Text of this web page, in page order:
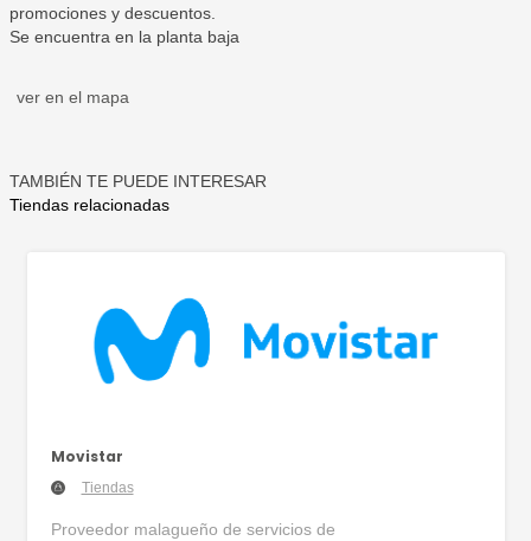
promociones y descuentos.
Se encuentra en la planta baja
ver en el mapa
TAMBIÉN TE PUEDE INTERESAR
Tiendas relacionadas
Movistar
Tiendas
Proveedor malagueño de servicios de